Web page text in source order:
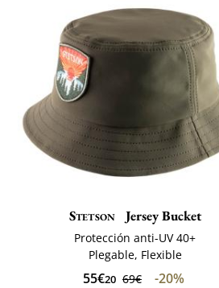
Stetson Jersey Bucket
Protección anti-UV 40+
Plegable, Flexible
55€20 69€ -20%